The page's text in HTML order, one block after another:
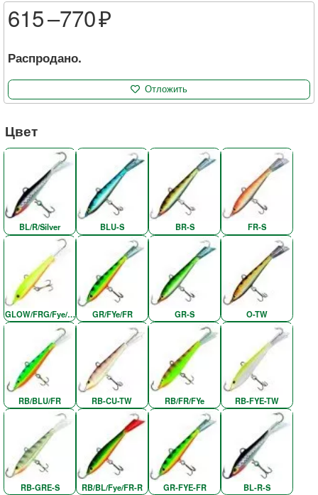
Цвет
BL/R/Silver BLU-S BR-S FR-S
GLOW/FRG/Fye/W-O GR/FYe/FR GR-S O-TW
RB/BLU/FR RB-CU-TW RB/FR/FYe RB-FYE-TW
RB-GRE-S RB/BL/Fye/FR-R GR-FYE-FR BL-R-S
615 –770
Распродано.
Отложить